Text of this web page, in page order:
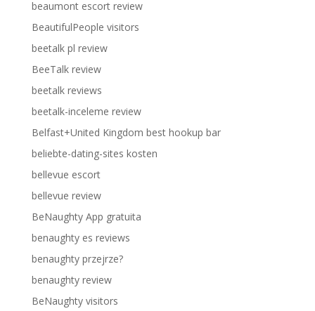
beaumont escort review
BeautifulPeople visitors
beetalk pl review
BeeTalk review
beetalk reviews
beetalk-inceleme review
Belfast+United Kingdom best hookup bar
beliebte-dating-sites kosten
bellevue escort
bellevue review
BeNaughty App gratuita
benaughty es reviews
benaughty przejrze?
benaughty review
BeNaughty visitors